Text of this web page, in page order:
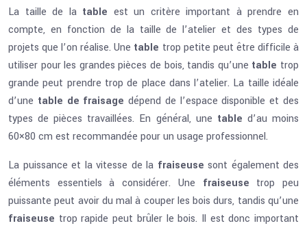
La taille de la table est un critère important à prendre en
compte, en fonction de la taille de l’atelier et des types de
projets que l’on réalise. Une table trop petite peut être difficile à
utiliser pour les grandes pièces de bois, tandis qu’une table trop
grande peut prendre trop de place dans l’atelier. La taille idéale
d’une table de fraisagedépend de l’espace disponible et des
types de pièces travaillées. En général, une table d’au moins
60×80 cm est recommandée pour un usage professionnel.
La puissance et la vitesse de la fraiseuse sont également des
éléments essentiels à considérer. Une fraiseuse trop peu
puissante peut avoir du mal à couper les bois durs, tandis qu’une
fraiseuse trop rapide peut brûler le bois. Il est donc important